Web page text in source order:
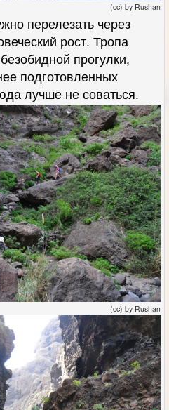
(cc) by Rushan
перелезать через
рост. Тропа
прогулки,
подготовленных
лучше не соваться.
(cc) by Rushan